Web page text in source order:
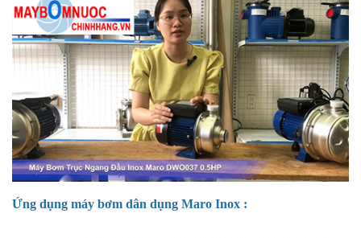
Ứng dụng máy bơm dân dụng Maro Inox :